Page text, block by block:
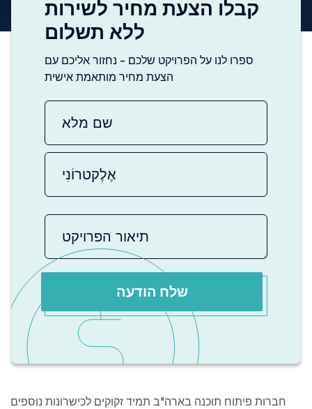
קבלו הצעת מחיר לשירות
ללא תשלום
ספרו לנו על הפרויקט שלכם - נחזור אליכם עם
הצעת מחיר מותאמת אישית
שלח הודעה
חברות פיתוח תוכנה בארה"ב תמיד זקוקים לכישרונות נוספים